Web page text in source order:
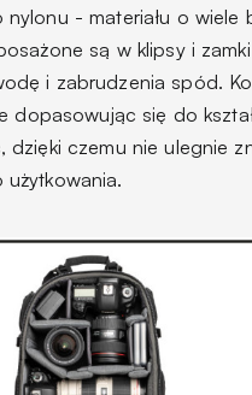
nylonu - materiału o
są w klipsy i
i zabrudzenia spód.
dopasowując się do
dzięki czemu nie ulegnie